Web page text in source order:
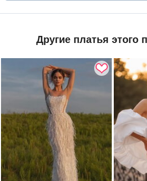
Другие платья этого